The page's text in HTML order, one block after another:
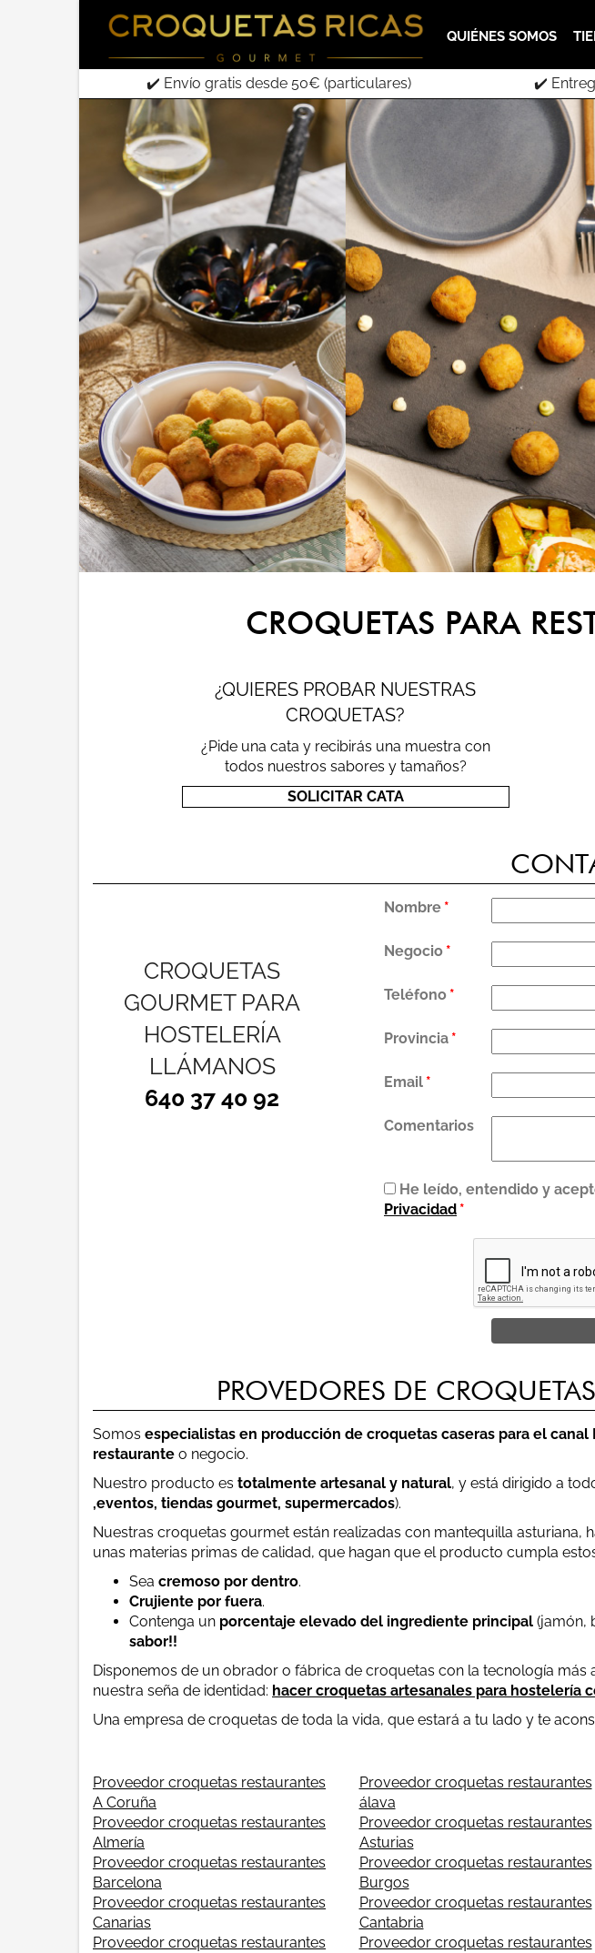
QUIÉNES SOMOS
✔️ Envío gratis desde 50€ (particulares) ✔️
CROQUETAS PARA
¿QUIERES PROBAR NUESTRAS
CROQUETAS?
¿Pide una cata y recibirás una muestra con
todos nuestros sabores y tamaños?
SOLICITAR CATA
CROQUETAS
GOURMET PARA
HOSTELERÍA
LLÁMANOS
640 37 40 92
Nombre *
Negocio *
Teléfono *
Provincia *
Email *
Comentarios
He leído, entendido y
Privacidad *
PROVEDORES DE
Somos especialistas en producción de croquetas caseras para el canal
restaurante o negocio.
Nuestro producto es totalmente artesanal y natural, y está dirigido a
,eventos, tiendas gourmet, supermercados).
Nuestras croquetas gourmet están realizadas con mantequilla
unas materias primas de calidad, que hagan que el producto cumpla
Sea cremoso por dentro.
Crujiente por fuera.
Contenga un porcentaje elevado del ingrediente principal (jamón,
sabor!!
Disponemos de un obrador o fábrica de croquetas con la tecnología
nuestra seña de identidad: hacer croquetas artesanales para hostelería
Una empresa de croquetas de toda la vida, que estará a tu lado y te
Proveedor croquetas restaurantes
A Coruña
Proveedor croquetas restaurantes
Almería
Proveedor croquetas restaurantes
Barcelona
Proveedor croquetas restaurantes
Canarias
Proveedor croquetas restaurantes
Proveedor croquetas restaurantes
álava
Proveedor croquetas restaurantes
Asturias
Proveedor croquetas restaurantes
Burgos
Proveedor croquetas restaurantes
Cantabria
Proveedor croquetas restaurantes